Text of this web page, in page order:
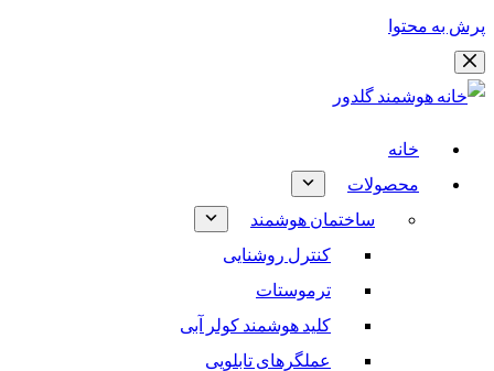
پرش به محتوا
خانه
محصولات
ساختمان هوشمند
کنترل روشنایی
ترموستات
کلید هوشمند کولر آبی
عملگرهای تابلویی